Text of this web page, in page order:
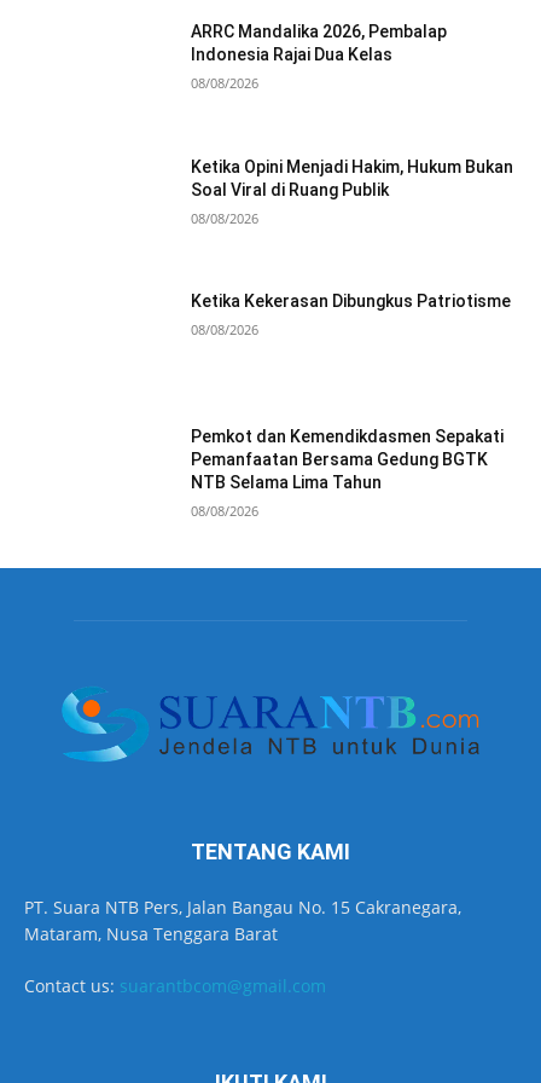
ARRC Mandalika 2026, Pembalap
Indonesia Rajai Dua Kelas
08/08/2026
Ketika Opini Menjadi Hakim, Hukum Bukan
Soal Viral di Ruang Publik
08/08/2026
Ketika Kekerasan Dibungkus Patriotisme
08/08/2026
Pemkot dan Kemendikdasmen Sepakati
Pemanfaatan Bersama Gedung BGTK
NTB Selama Lima Tahun
08/08/2026
TENTANG KAMI
PT. Suara NTB Pers, Jalan Bangau No. 15 Cakranegara,
Mataram, Nusa Tenggara Barat
Contact us: suarantbcom@gmail.com